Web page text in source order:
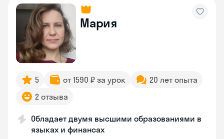
Мария
5 от 1590 ₽ за урок
20 лет опыта
2 отзыва
Обладает двумя высшими образованиями в
языках и финансах